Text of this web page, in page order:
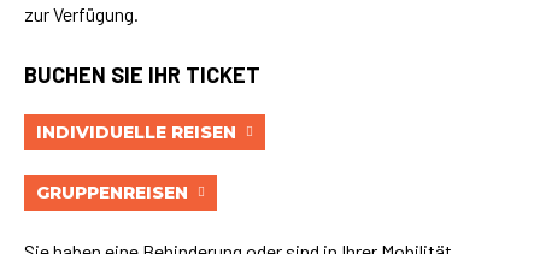
zur Verfügung.
BUCHEN SIE IHR TICKET
INDIVIDUELLE REISEN
GRUPPENREISEN